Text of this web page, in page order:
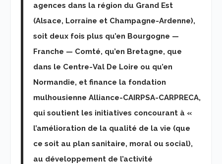
agences dans la région du Grand Est
(Alsace, Lorraine et Champagne-Ardenne),
soit deux fois plus qu’en Bourgogne —
Franche — Comté, qu’en Bretagne, que
dans le Centre-Val De Loire ou qu’en
Normandie, et finance la fondation
mulhousienne Alliance-CAIRPSA-CARPRECA,
qui soutient les initiatives concourant à «
l’amélioration de la qualité de la vie (que
ce soit au plan sanitaire, moral ou social),
au développement de l’activité